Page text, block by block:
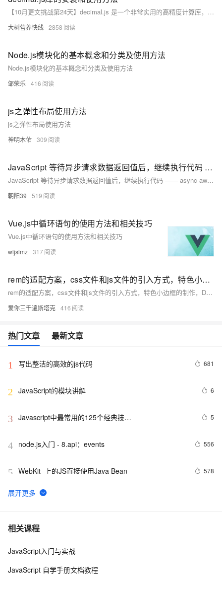
【10月更文挑战第24天】decimal.js 是一个非常实用的高精度计算库，通过合理的安装和使用，可以在 JavaScript 中实现精确的数值计算和处理。你可以根据具体的需求和项目情况，灵活运用该库来解决数字精度丢失的问题。
大树营养快线 2858
Node.js模块化的基本概念和分类及使用方法
Node.js模块化的基本概念和分类及使用方法
邹荣乐 416
js之弹性布局使用方法
js之弹性布局使用方法
神明木佑 309
JavaScript 等待异步请求数据返回值后，继续执行代码 —— async await Promise的使用方法
JavaScript 等待异步请求数据返回值后，继续执行代码 —— async await Promise的使用方法
朝阳39 519
Vue.js中循环语句的使用方法和相关技巧
Vue.js中循环语句的使用方法和相关技巧
wljslmz 317
rem的适配方案，css文件和js文件的引入方式，特色小边框的制作，DS-Digital.ttf数字展示屏的使用方法：，自适应图片 background-size，jQuery爆bug,a和盒子居中,
rem的适配方案，css文件和js文件的引入方式，特色小边框的制作，DS-Digital.ttf数字展示屏的使用方法：，自适应图片 background-size，jQuery爆bug,a和盒子居中,
爱你三千遍斯塔克 416
热门文章 最新文章
1 写出整洁的高效的js代码 681
2 JavaScript的模块讲解 6
3 Javascript中最常用的125个经典技… 5
4 node.js入门 - 8.api：events 556
5 WebKit  上的JS直接使用Java Bean 578
6 ArcGIS JavaScript在线编辑
7 js脚本语言在页面上不执行
8 Visual Studio正式支持jQuery JavaScript程式库
相关课程
JavaScript入门与实战
JavaScript 自学手册文档教程